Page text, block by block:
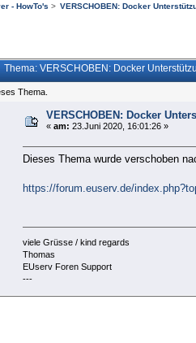
- HowTo's > VERSCHOBEN: Docker
Thema: VERSCHOBEN: Docker
Thema.
VERSCHOBEN: Docker
« am: 23.Juni 2020, 16:01:26 »
Dieses Thema wurde verschoben
https://forum.euserv.de/
viele Grüsse / kind regards
Thomas
EUserv Foren Support
---